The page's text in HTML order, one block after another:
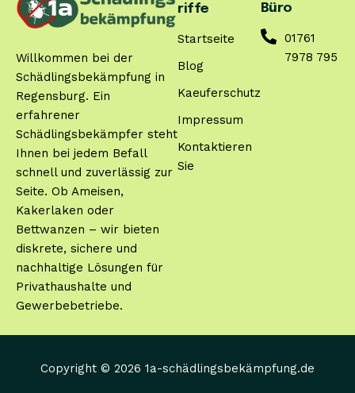
Willkommen bei der
Schädlingsbekämpfung in
Regensburg. Ein
erfahrener
Schädlingsbekämpfer steht
Ihnen bei jedem Befall
schnell und zuverlässig zur
Seite. Ob Ameisen,
Kakerlaken oder
Bettwanzen – wir bieten
diskrete, sichere und
nachhaltige Lösungen für
Privathaushalte und
Gewerbebetriebe.
riffe
Startseite
Blog
Kaeuferschutz
Impressum
Kontaktieren
Sie
Büro
01761
7978 795
Copyright © 2026 1a-schädlingsbekämpfung.de